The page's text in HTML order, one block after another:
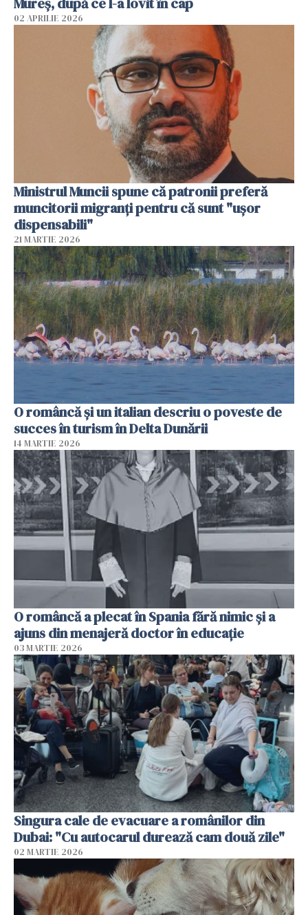
02 APRILIE 2026
Ministrul Muncii spune că patronii preferă
muncitorii migranți pentru că sunt "uşor
dispensabili"
21 MARTIE 2026
O româncă și un italian descriu o poveste de
succes în turism în Delta Dunării
14 MARTIE 2026
O româncă a plecat în Spania fără nimic și a
ajuns din menajeră doctor în educație
03 MARTIE 2026
Singura cale de evacuare a românilor din
Dubai: "Cu autocarul durează cam două zile"
02 MARTIE 2026